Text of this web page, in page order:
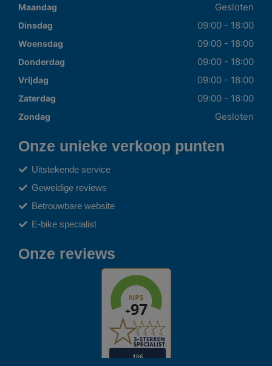
Maandag Gesloten
Dinsdag 09:00 - 18:00
Woensdag 09:00 - 18:00
Donderdag 09:00 - 18:00
Vrijdag 09:00 - 18:00
Zaterdag 09:00 - 16:00
Zondag Gesloten
Onze unieke verkoop punten
Uitstekende service
Geweldige reviews
Betrouwbare website
E-bike specialist
Onze reviews